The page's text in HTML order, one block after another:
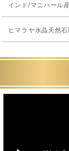
インド/マニハール
ヒマラヤ水晶天然